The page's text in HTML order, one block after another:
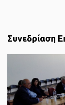
Συνεδρίαση